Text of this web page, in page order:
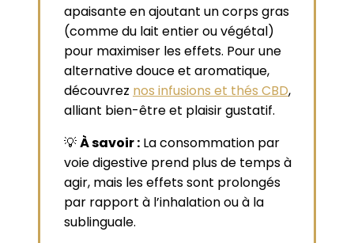
apaisante en ajoutant un corps gras
(comme du lait entier ou végétal)
pour maximiser les effets. Pour une
alternative douce et aromatique,
découvrez nos infusions et thés CBD,
alliant bien-être et plaisir gustatif.
💡À savoir : La consommation par
voie digestive prend plus de temps à
agir, mais les effets sont prolongés
par rapport à l’inhalation ou à la
sublinguale.